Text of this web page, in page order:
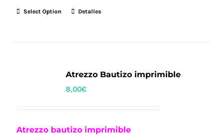
Select Option Detalles
Atrezzo Bautizo imprimible
8,00€
Atrezzo bautizo imprimible